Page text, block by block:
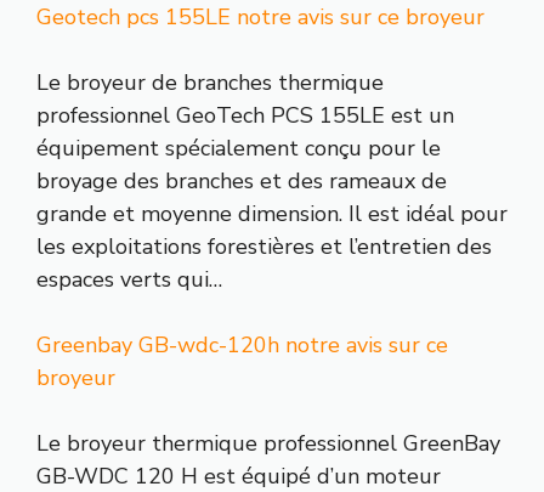
Geotech pcs 155LE notre avis sur ce broyeur
Le broyeur de branches thermique
professionnel GeoTech PCS 155LE est un
équipement spécialement conçu pour le
broyage des branches et des rameaux de
grande et moyenne dimension. Il est idéal pour
les exploitations forestières et l’entretien des
espaces verts qui…
Greenbay GB-wdc-120h notre avis sur ce
broyeur
Le broyeur thermique professionnel GreenBay
GB-WDC 120 H est équipé d’un moteur